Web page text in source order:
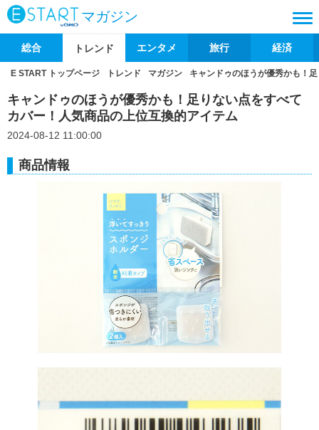
マガジン
総合 トレンド エンタメ 旅行 経済
E START トップページ トレンド マガジン キャンドゥのほうが優秀かも！
キャンドゥのほうが優秀かも！足りない点をすべて
カバー！人気商品の上位互換的アイテム
2024-08-12 11:00:00
商品情報